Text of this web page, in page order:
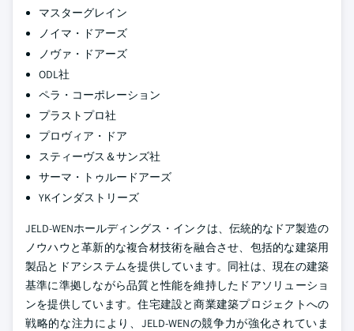
マスターグレイン
ノイマ・ドアーズ
ノヴァ・ドアーズ
ODL社
ペラ・コーポレーション
プラストプロ社
プロヴィア・ドア
スティーヴス＆サンズ社
サーマ・トゥルードアーズ
YKインダストリーズ
JELD-WENホールディングス・インクは、伝統的なドア製造の
ノウハウと革新的な複合材技術を融合させ、包括的な建築用
製品とドアシステムを提供しています。同社は、現在の建築
基準に準拠しながら品質と性能を維持したドアソリューショ
ンを提供しています。住宅建設と商業建築プロジェクトへの
戦略的な注力により、JELD-WENの競争力が強化されていま